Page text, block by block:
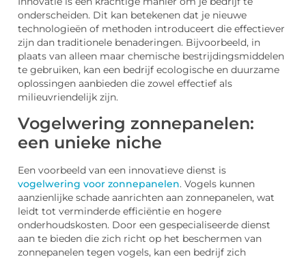
onderscheiden. Dit kan betekenen dat je nieuwe
technologieën of methoden introduceert die effectiever
zijn dan traditionele benaderingen. Bijvoorbeeld, in
plaats van alleen maar chemische bestrijdingsmiddelen
te gebruiken, kan een bedrijf ecologische en duurzame
oplossingen aanbieden die zowel effectief als
milieuvriendelijk zijn.
Vogelwering zonnepanelen:
een unieke niche
Een voorbeeld van een innovatieve dienst is
vogelwering voor zonnepanelen. Vogels kunnen
aanzienlijke schade aanrichten aan zonnepanelen, wat
leidt tot verminderde efficiëntie en hogere
onderhoudskosten. Door een gespecialiseerde dienst
aan te bieden die zich richt op het beschermen van
zonnepanelen tegen vogels, kan een bedrijf zich